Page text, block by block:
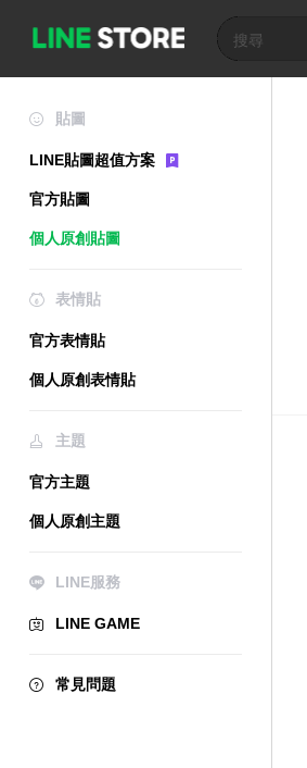
貼圖
LINE貼圖超值方案
官方貼圖
個人原創貼圖
表情貼
官方表情貼
個人原創表情貼
主題
官方主題
個人原創主題
LINE服務
LINE GAME
常見問題